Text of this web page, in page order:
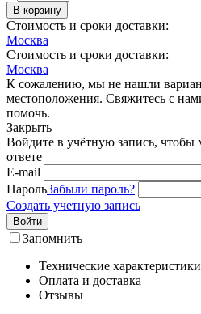
В корзину
Стоимость и сроки доставки:
Москва
Стоимость и сроки доставки:
Москва
К сожалению, мы не нашли
местоположения. Свяжитесь с
помочь.
Закрыть
Войдите в учётную запись,
ответе
E-mail
ПарольЗабыли пароль?
Создать учетную запись
Войти
Запомнить
Технические характеристики
Оплата и доставка
Отзывы